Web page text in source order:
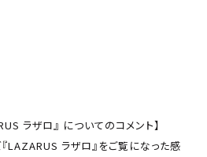
ラザロ』 についてのコメント】
LAZARUS ラザロ』をご覧になった感